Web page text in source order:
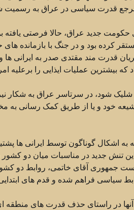
مرجع قدرت سیاسی در عراق به رسمیت
جدید عراق، حالا فرصتی یافته
کرده بود و در جنگ با بازمانده های
قدرت مند مقتدی صدر به ایرانی ها
عملیات ایذایی را برعلیه
شلیک شود، در سرتاسر عراق به شکار
و یا از طریق کمک رسانی به
به اشکال گوناگون توسط ایرانی ها
تنش جدید در مناسبات میان دو
جمهوری آقای خاتمی، روابط دو
سیاسی فراهم شده و قدم های
در راستای حذف قدرت های منطقه